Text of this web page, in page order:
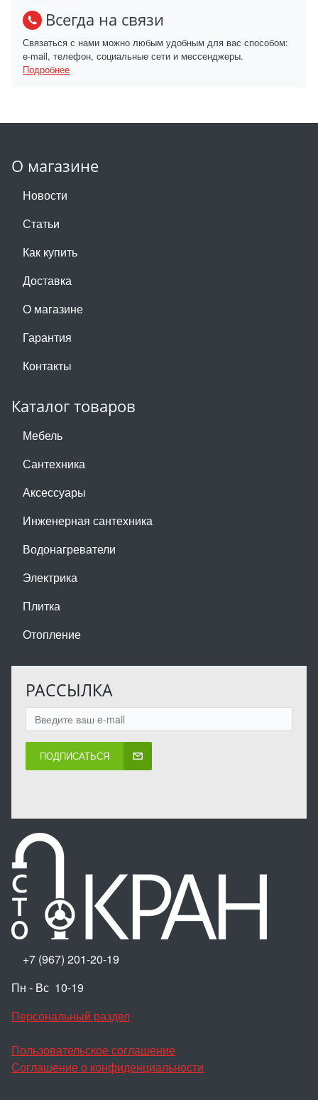
Всегда на связи
Связаться с нами можно любым удобным для вас способом:
e-mail, телефон, социальные сети и мессенджеры.
Подробнее
О магазине
Новости
Статьи
Как купить
Доставка
О магазине
Гарантия
Контакты
Каталог товаров
Мебель
Сантехника
Аксессуары
Инженерная сантехника
Водонагреватели
Электрика
Плитка
Отопление
РАССЫЛКА
ПОДПИСАТЬСЯ
+7 (967) 201-20-19
Пн - Вс 10-19
Персональный раздел
Пользовательское соглашение
Соглашение о конфиденциальности